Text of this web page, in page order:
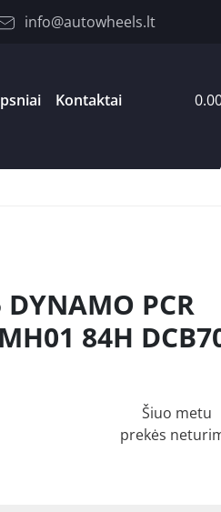
info@autowheels.lt
Kontaktai
PCR
84H
Šiuo metu
prekės